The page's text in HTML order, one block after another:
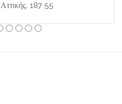
Αττικής, 187 55